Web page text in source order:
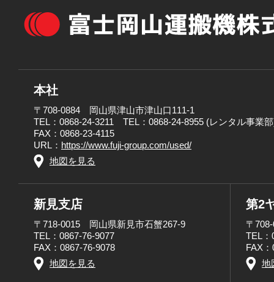
本社
〒708-0884 岡山県津山市津山口111-1
TEL：0868-24-3211 TEL：0868-24-8955 (レンタル事業
FAX：0868-23-4115
URL： https://www.fuji-group.com/used/
地図を見る
新見支店
〒718-0015 岡山県新見市石蟹267-9
TEL：0867-76-9077
FAX：0867-76-9078
地図を見る
第2
〒
TEL：
FAX
地